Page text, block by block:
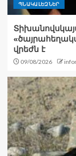
ՊՆԱԿԱԼԵԶՆԵՐ
վրեժն է
09/08/2026